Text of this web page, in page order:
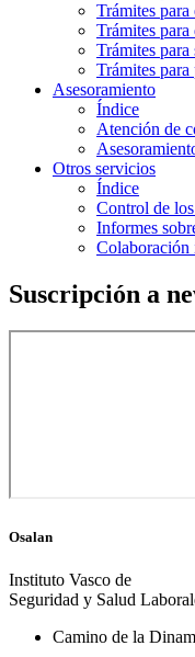
Trámites para
Trámites para
Trámites
Trámites para
Asesoramiento
Índice
Atención de
Otros servicios
Índice
Control de
Informes
Colaboración
Suscripción a
Osalan
Instituto Vasco de
Seguridad y Salud
Camino de la